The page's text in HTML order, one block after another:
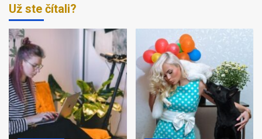
Už ste čítali?